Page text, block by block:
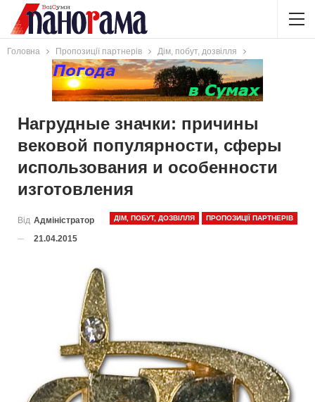
Головна Пропозиції партнерів Дім, побут, дозвілля
Нагрудные значки: причины
вековой популярности, сферы
использования и особенности
изготовления
ДІМ, ПОБУТ, ДОЗВІЛЛЯ ПРОПОЗИЦІЇ ПАРТНЕРІВ
Від Адміністратор
21.04.2015